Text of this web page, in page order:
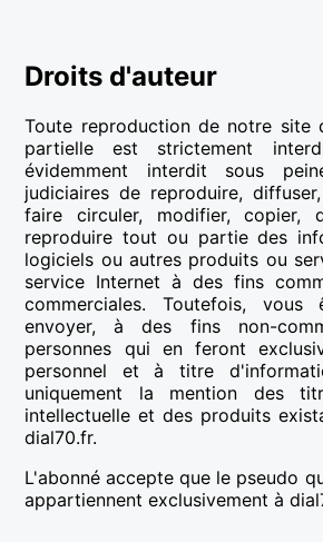
Droits d'auteur
Toute reproduction de notre site
partielle est strictement
évidemment interdit sous
judiciaires de reproduire,
faire circuler, modifier, copier,
reproduire tout ou partie des
logiciels ou autres produits ou
service Internet à des fins
commerciales. Toutefois, vous
envoyer, à des fins non-
personnes qui en feront
personnel et à titre
uniquement la mention des
intellectuelle et des produits
dial70.fr.
L'abonné accepte que le pseudo
appartiennent exclusivement à